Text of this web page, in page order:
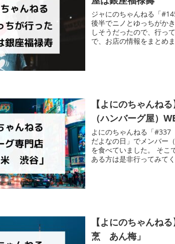
ジャにのちゃんねる「
後半でニノとゆっちがか
しそうだったので、行っ
で、お店の情報をまとめ
【よにのちゃんね
（ハンバーグ屋）
よにのちゃんねる「#337
だよなの日」でメンバー
を食べていました。 そこ
ある方は是非行ってみて
【よにのちゃんね
烹 あん梅」